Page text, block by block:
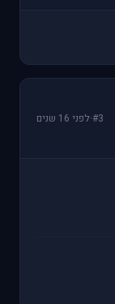
#3
·לפני 16 שנים